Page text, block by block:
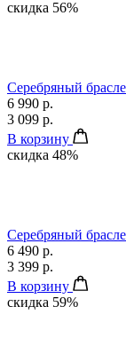
скидка 56%
Серебряный
6 990 р.
3 099 р.
В корзину
скидка 48%
Серебряный
6 490 р.
3 399 р.
В корзину
скидка 59%